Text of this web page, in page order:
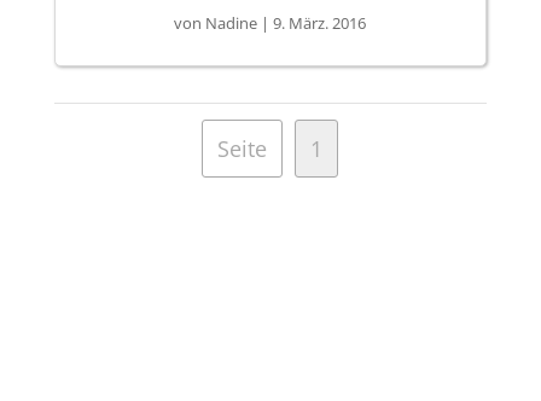
von Nadine |9. März. 2016
Seite 1